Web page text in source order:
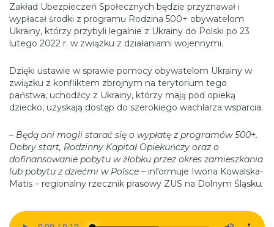
Zakład Ubezpieczeń Społecznych będzie przyznawał i
wypłacał środki z programu Rodzina 500+ obywatelom
Ukrainy, którzy przybyli legalnie z Ukrainy do Polski po 23
lutego 2022 r. w związku z działaniami wojennymi.
Dzięki ustawie w sprawie pomocy obywatelom Ukrainy w
związku z konfliktem zbrojnym na terytorium tego
państwa, uchodźcy z Ukrainy, którzy mają pod opieką
dziecko, uzyskają dostęp do szerokiego wachlarza wsparcia.
– Będą oni mogli starać się o wypłatę z programów 500+,
Dobry start, Rodzinny Kapitał Opiekuńczy oraz o
dofinansowanie pobytu w żłobku przez okres zamieszkania
lub pobytu z dziećmi w Polsce – informuje Iwona Kowalska-
Matis – regionalny rzecznik prasowy ZUS na Dolnym Śląsku.